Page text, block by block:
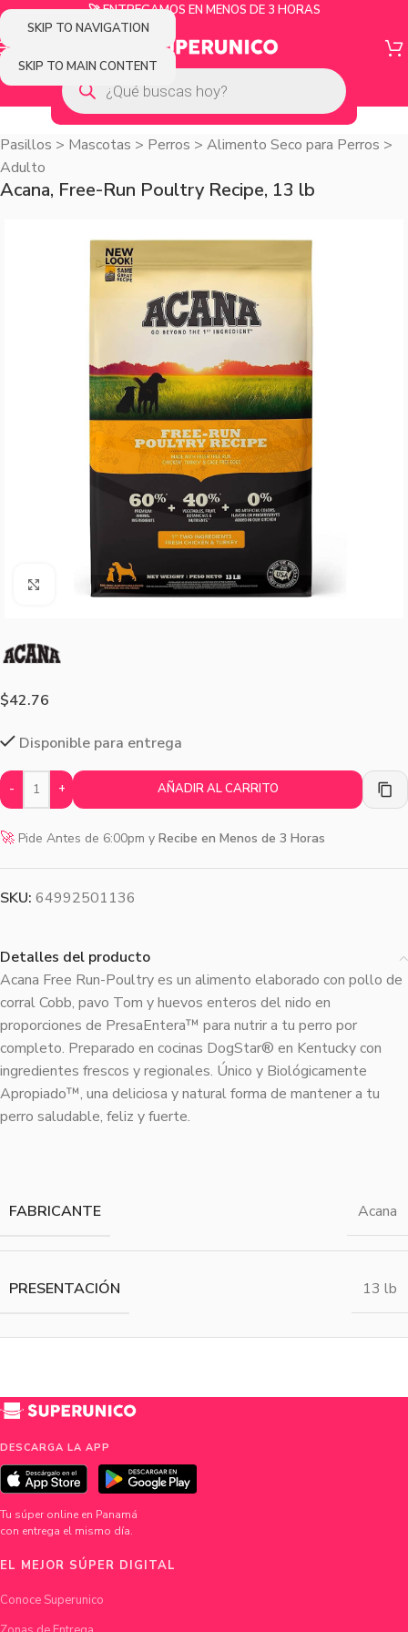
SKIP TO NAVIGATION
SKIP TO MAIN CONTENT
🚀 ENTREGAMOS EN MENOS DE 3 HORAS
Pasillos > Mascotas > Perros > Alimento Seco para Perros >
Adulto
Acana, Free-Run Poultry Recipe, 13 lb
Agrandar imagen
$42.76
Disponible para entrega
- + AÑADIR AL CARRITO
🚀 Pide Antes de 6:00pm y Recibe en Menos de 3 Horas
SKU: 64992501136
Detalles del producto
Acana Free Run-Poultry es un alimento elaborado con pollo de
corral Cobb, pavo Tom y huevos enteros del nido en
proporciones de PresaEntera™ para nutrir a tu perro por
completo. Preparado en cocinas DogStar® en Kentucky con
ingredientes frescos y regionales. Único y Biológicamente
Apropiado™, una deliciosa y natural forma de mantener a tu
perro saludable, feliz y fuerte.
FABRICANTE Acana
PRESENTACIÓN 13 lb
DESCARGA LA APP
Tu súper online en Panamá
con entrega el mismo día.
EL MEJOR SÚPER DIGITAL
Conoce Superunico